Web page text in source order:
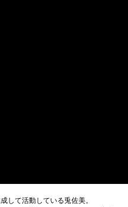
して活動している兎佐美。